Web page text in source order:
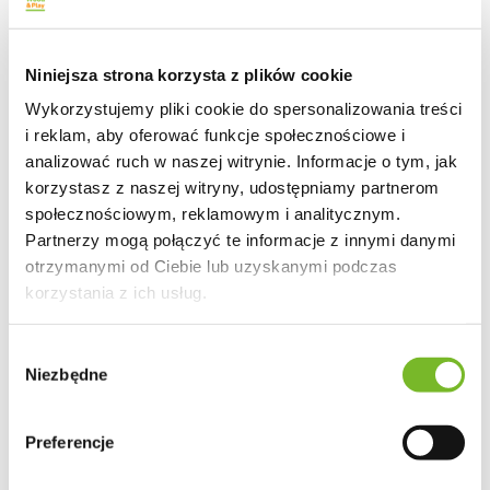
Niniejsza strona korzysta z plików cookie
Wykorzystujemy pliki cookie do spersonalizowania treści
i reklam, aby oferować funkcje społecznościowe i
analizować ruch w naszej witrynie. Informacje o tym, jak
korzystasz z naszej witryny, udostępniamy partnerom
społecznościowym, reklamowym i analitycznym.
Partnerzy mogą połączyć te informacje z innymi danymi
otrzymanymi od Ciebie lub uzyskanymi podczas
korzystania z ich usług.
zgody
Niezbędne
Preferencje
konstrukcję budynku przed szkodliwym działaniem wilgoci.
Jak wentylacja mechaniczna
poprawia jakość powietrza w domku
letniskowym?
System wentylacji mechanicznej w domku letniskowym
znacząco podnosi jakość wymiany powietrza. Dzięki
zastosowaniu wentylatorów wyciągowych oraz
odpowiednio zaprojektowanych przewodów, możemy
precyzyjnie zarządzać przepływem powietrza. Te
innowacyjne urządzenia skutecznie filtrują alergeny i
eliminują zanieczyszczenia, co pozwala na zmniejszenie ich
elastyczność dostosowania intensywności przepływu do
bieżących potrzeb. Taki system zapewnia optymalny
atmosferycznych. Warto dodać, że badania wykazują, iż
rozwiązania z wentylacją mechaniczną mogą zwiększyć